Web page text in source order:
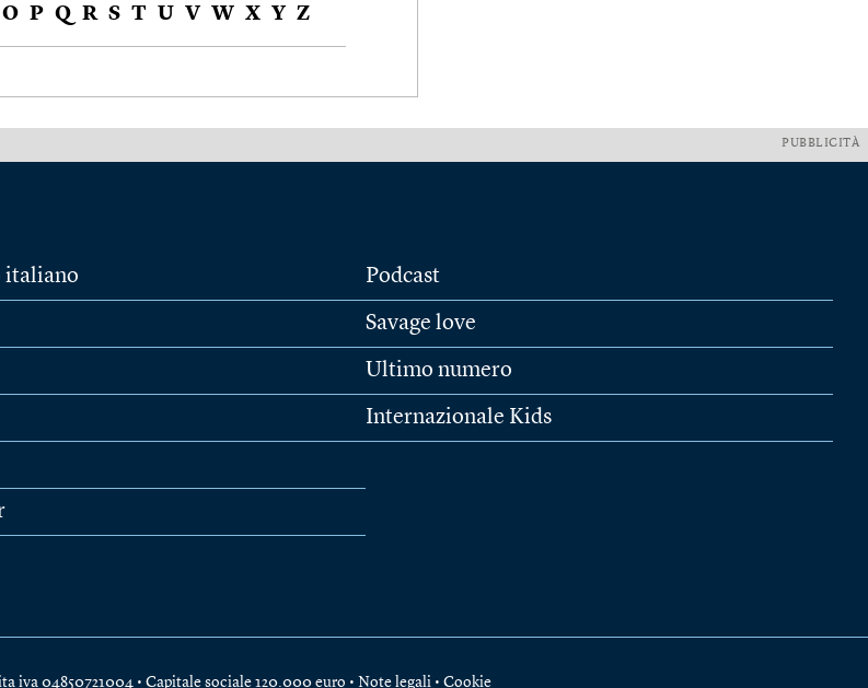
O P Q R S T U V W X Y Z
PUBBLICITÀ
italiano Podcast
Savage love
Ultimo numero
Internazionale Kids
iva 04850721004 • Capitale sociale 120.000 euro • Note legali • Cookie